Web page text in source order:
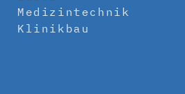
Medizintechnik
Klinikbau